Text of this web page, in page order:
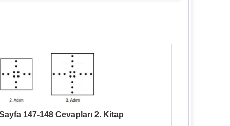
147-148 Cevapları 2. Kitap